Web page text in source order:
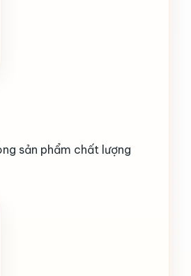
sản phẩm chất lượng